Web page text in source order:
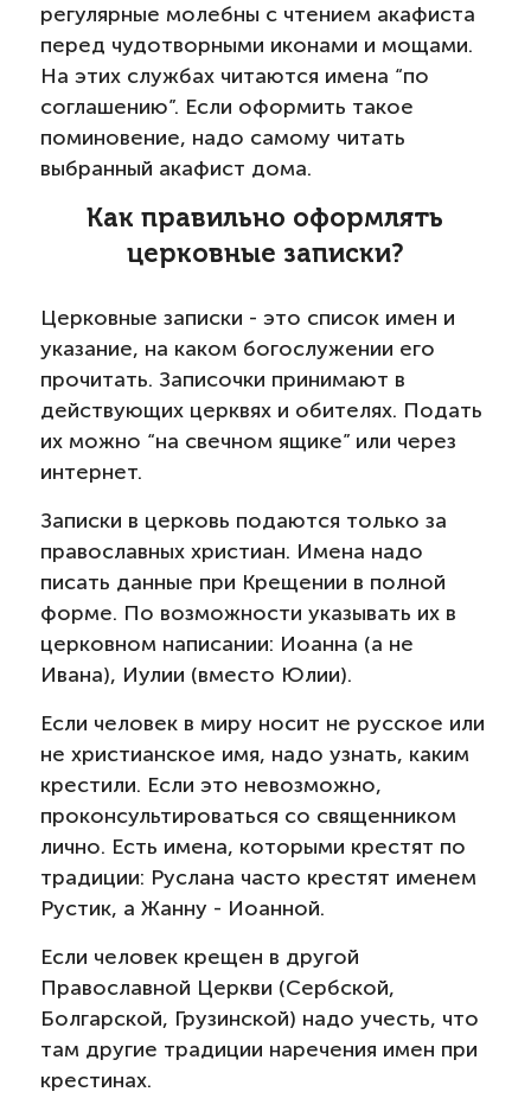
регулярные молебны с чтением акафиста
перед чудотворными иконами и мощами.
На этих службах читаются имена “по
соглашению”. Если оформить такое
поминовение, надо самому читать
выбранный акафист дома.
Как правильно оформлять
церковные записки?
Церковные записки - это список имен и
указание, на каком богослужении его
прочитать. Записочки принимают в
действующих церквях и обителях. Подать
их можно “на свечном ящике” или через
интернет.
Записки в церковь подаются только за
православных христиан. Имена надо
писать данные при Крещении в полной
форме. По возможности указывать их в
церковном написании: Иоанна (а не
Ивана), Иулии (вместо Юлии).
Если человек в миру носит не русское или
не христианское имя, надо узнать, каким
крестили. Если это невозможно,
проконсультироваться со священником
лично. Есть имена, которыми крестят по
традиции: Руслана часто крестят именем
Рустик, а Жанну - Иоанной.
Если человек крещен в другой
Православной Церкви (Сербской,
Болгарской, Грузинской) надо учесть, что
там другие традиции наречения имен при
крестинах.